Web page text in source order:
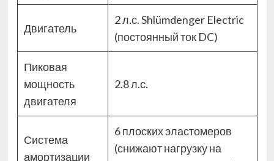
Двигатель
2 л.с. Shlümdenger Electric
(постоянный ток DC)
Пиковая
мощность
двигателя
2.8 л.с.
Система
амортизации
6 плоских эластомеров
(снижают нагрузку на